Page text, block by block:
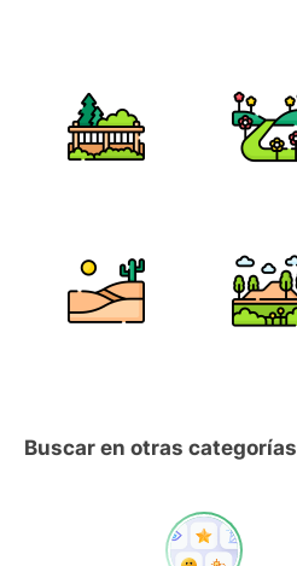
Buscar en otras categorías